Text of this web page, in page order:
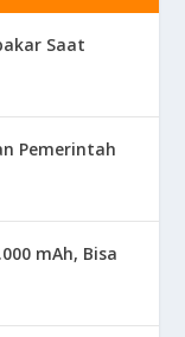
Saat
Pemerintah
mAh, Bisa